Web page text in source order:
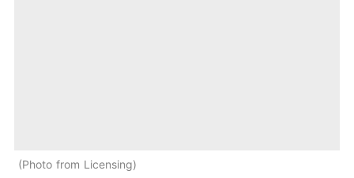
Photo from Licensing